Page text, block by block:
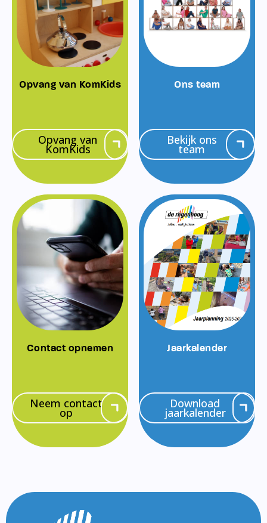
Opvang van KomKids
Opvang van
KomKids
Ons team
Bekijk ons
team
Contact opnemen
Neem contact
op
Jaarkalender
Download
jaarkalender